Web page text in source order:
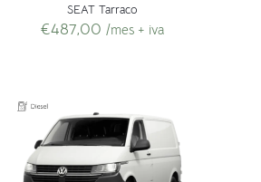
SEAT Tarraco
€487,00 /mes + iva